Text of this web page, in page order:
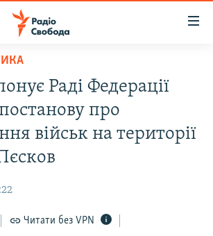
Раді Федерації
про
військ на території
Читати без VPN